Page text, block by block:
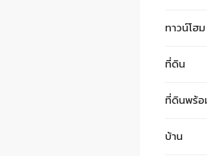
ทาวน์โฮ
ที่ดิน
ที่ดินพร้อ
บ้าน